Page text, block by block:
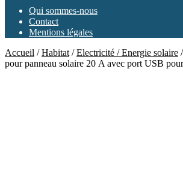
Qui sommes-nous
Contact
Mentions légales
Accueil /Habitat /Electricité / Energie solaire /
pour panneau solaire 20 A avec port USB